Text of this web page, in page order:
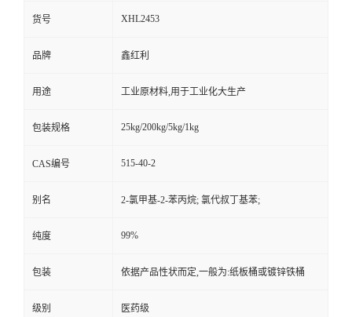
货号 XHL2453
品牌 鑫红利
用途 工业原材料,用于工业化大生产
包装规格 25kg/200kg/5kg/1kg
CAS编号 515-40-2
别名 2-氯甲基-2-苯丙烷; 氯代叔丁基苯;
纯度 99%
包装 依据产品性状而定,一般为:纸板桶或镀锌铁桶
级别 医药级